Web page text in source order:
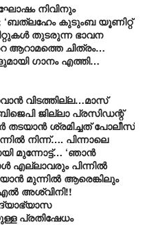
നിവിനും
‘ബത്‍ലഹേം കുടുംബ യൂണിറ്റ്
തുടരുന്ന ഭാവന
ആറാമത്തെ ചിത്രം…
ഗാനം എത്തി…
വിടത്തില്ല…മാസ്
ജില്ലാ പ്രസിഡന്റ്
തടയാൻ ശ്രമിച്ചത് പോലീസ്
നിന്ന്…. പിന്നാലെ
മുന്നോട്ട്… ‘ഞാൻ
എല്ലാവരും പിന്നിൽ
മുന്നിൽ ആരെങ്കിലും
അശ്വിനി!!
പ്രതിഷേധം